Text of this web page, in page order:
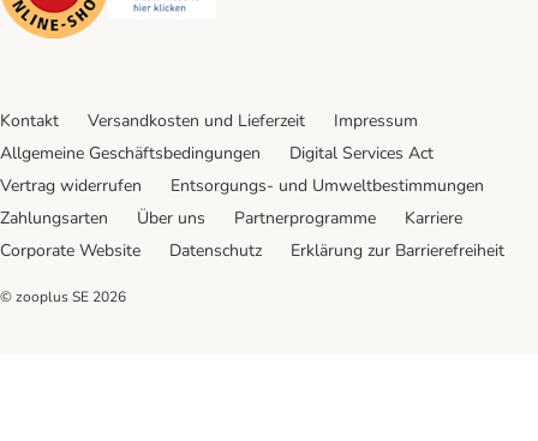
Kontakt Versandkosten und Lieferzeit
Impressum
Allgemeine Geschäftsbedingungen
Digital Services Act
Vertrag widerrufen
Entsorgungs- und Umweltbestimmungen
Zahlungsarten
Über uns Partnerprogramme
Karriere
Corporate Website
Datenschutz Erklärung zur Barrierefreiheit
© zooplus SE 2026